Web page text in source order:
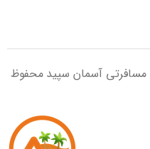
مسافرتی آسمان سپید محفوظ